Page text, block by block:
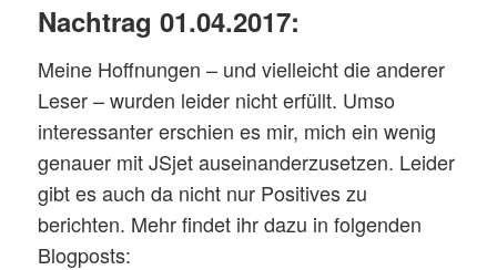
Nachtrag 01.04.2017:
Meine Hoffnungen – und vielleicht die anderer
Leser – wurden leider nicht erfüllt. Umso
interessanter erschien es mir, mich ein wenig
genauer mit JSjet auseinanderzusetzen. Leider
gibt es auch da nicht nur Positives zu
berichten. Mehr findet ihr dazu in folgenden
Blogposts: